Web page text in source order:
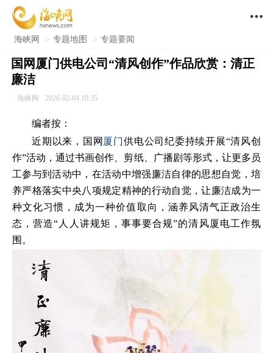

海峡网 > 专题地图 > 专题要闻
国网厦门供电公司“清风创作”作品欣赏：清正
廉洁
海峡网 2026-02-04 10:35
编者按：
近期以来，国网 厦门供电公司纪委持续开展“清风创
作”活动，通过书画创作、剪纸、广播剧等形式，让更多员
工参与到活动中，在活动中增强廉洁自律的思想自觉，培
养严格落实中央八项规定精神的行动自觉，让廉洁成为一
种文化习惯，成为一种价值取向，涵养风清气正政治生
态，营造“人人讲规矩，事事要合规”的清风厦电工作氛
围。